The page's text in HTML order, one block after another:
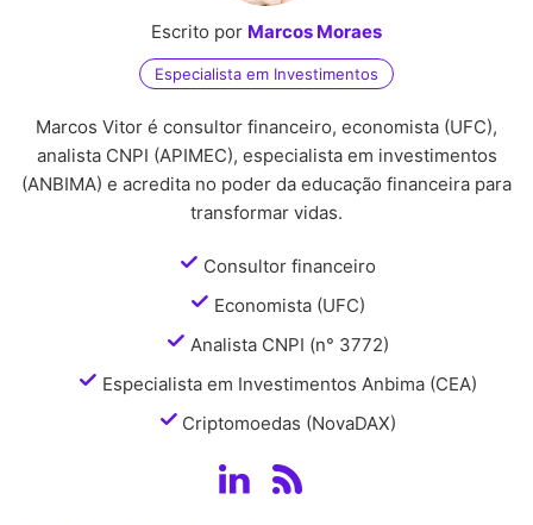
Escrito por Marcos Moraes
Especialista em Investimentos
Marcos Vitor é consultor financeiro, economista (UFC),
analista CNPI (APIMEC), especialista em investimentos
(ANBIMA) e acredita no poder da educação financeira para
transformar vidas.
Consultor financeiro
Economista (UFC)
Analista CNPI (n° 3772)
Especialista em Investimentos Anbima (CEA)
Criptomoedas (NovaDAX)